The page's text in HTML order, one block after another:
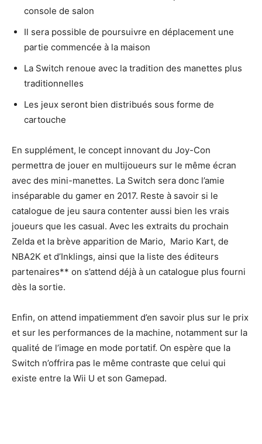
console de salon
Il sera possible de poursuivre en déplacement une
partie commencée à la maison
La Switch renoue avec la tradition des manettes plus
traditionnelles
Les jeux seront bien distribués sous forme de
cartouche
En supplément, le concept innovant du Joy-Con
permettra de jouer en multijoueurs sur le même écran
avec des mini-manettes. La Switch sera donc l’amie
inséparable du gamer en 2017. Reste à savoir si le
catalogue de jeu saura contenter aussi bien les vrais
joueurs que les casual. Avec les extraits du prochain
Zelda et la brève apparition de Mario, Mario Kart, de
NBA2K et d’Inklings, ainsi que la liste des éditeurs
partenaires** on s’attend déjà à un catalogue plus fourni
dès la sortie.
Enfin, on attend impatiemment d’en savoir plus sur le prix
et sur les performances de la machine, notamment sur la
qualité de l’image en mode portatif. On espère que la
Switch n’offrira pas le même contraste que celui qui
existe entre la Wii U et son Gamepad.